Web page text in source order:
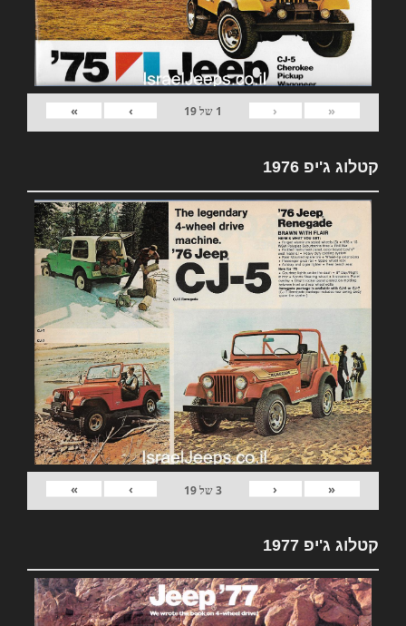
«
‹
1 של19
›
»
קטלוג ג'יפ 1976
«
‹
3של19
›
»
קטלוג ג'יפ 1977